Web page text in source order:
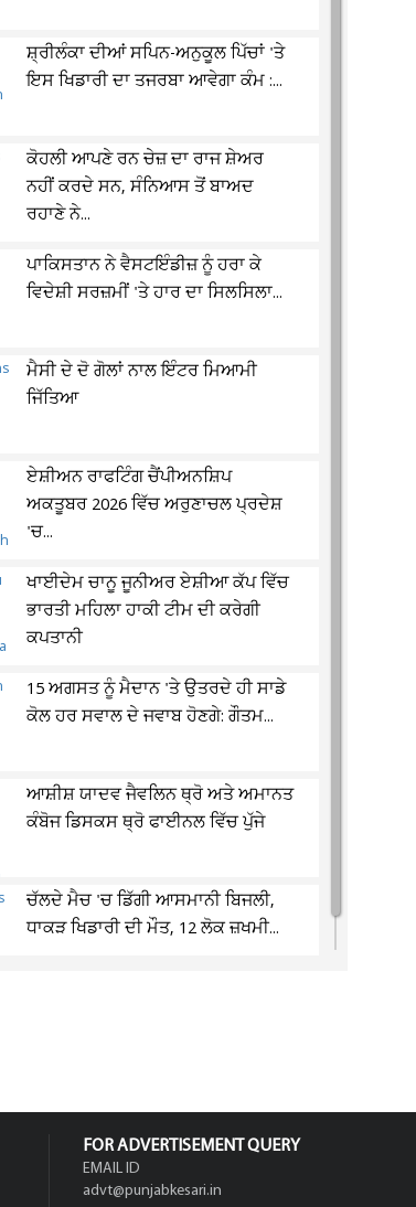
ਸ਼੍ਰੀਲੰਕਾ ਦੀਆਂ ਸਪਿਨ-ਅਨੁਕੂਲ ਪਿੱਚਾਂ 'ਤੇ
ਇਸ ਖਿਡਾਰੀ ਦਾ ਤਜਰਬਾ ਆਵੇਗਾ ਕੰਮ :...
ਕੋਹਲੀ ਆਪਣੇ ਰਨ ਚੇਜ਼ ਦਾ ਰਾਜ ਸ਼ੇਅਰ
ਨਹੀਂ ਕਰਦੇ ਸਨ, ਸੰਨਿਆਸ ਤੋਂ ਬਾਅਦ
ਰਹਾਣੇ ਨੇ...
ਪਾਕਿਸਤਾਨ ਨੇ ਵੈਸਟਇੰਡੀਜ਼ ਨੂੰ ਹਰਾ ਕੇ
ਵਿਦੇਸ਼ੀ ਸਰਜ਼ਮੀਂ 'ਤੇ ਹਾਰ ਦਾ ਸਿਲਸਿਲਾ...
ਮੈਸੀ ਦੇ ਦੋ ਗੋਲਾਂ ਨਾਲ ਇੰਟਰ ਮਿਆਮੀ
ਜਿੱਤਿਆ
ਏਸ਼ੀਅਨ ਰਾਫਟਿੰਗ ਚੈਂਪੀਅਨਸ਼ਿਪ
ਅਕਤੂਬਰ 2026 ਵਿੱਚ ਅਰੁਣਾਚਲ ਪ੍ਰਦੇਸ਼
'ਚ...
ਖਾਈਦੇਮ ਚਾਨੂ ਜੂਨੀਅਰ ਏਸ਼ੀਆ ਕੱਪ ਵਿੱਚ
ਭਾਰਤੀ ਮਹਿਲਾ ਹਾਕੀ ਟੀਮ ਦੀ ਕਰੇਗੀ
ਕਪਤਾਨੀ
15 ਅਗਸਤ ਨੂੰ ਮੈਦਾਨ 'ਤੇ ਉਤਰਦੇ ਹੀ ਸਾਡੇ
ਕੋਲ ਹਰ ਸਵਾਲ ਦੇ ਜਵਾਬ ਹੋਣਗੇ: ਗੌਤਮ...
ਆਸ਼ੀਸ਼ ਯਾਦਵ ਜੈਵਲਿਨ ਥ੍ਰੋ ਅਤੇ ਅਮਾਨਤ
ਕੰਬੋਜ ਡਿਸਕਸ ਥ੍ਰੋ ਫਾਈਨਲ ਵਿੱਚ ਪੁੱਜੇ
ਚੱਲਦੇ ਮੈਚ 'ਚ ਡਿੱਗੀ ਆਸਮਾਨੀ ਬਿਜਲੀ,
ਧਾਕੜ ਖਿਡਾਰੀ ਦੀ ਮੌਤ, 12 ਲੋਕ ਜ਼ਖਮੀ...
FOR ADVERTISEMENT QUERY
EMAIL ID
advt@punjabkesari.in